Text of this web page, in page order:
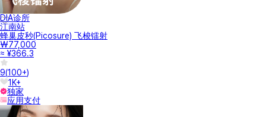
DIA诊所
江南站
蜂巢皮秒(Picosure) 飞梭镭射
₩77,000
≈ ¥366.3
9(100+)
1K+
独家
应用支付